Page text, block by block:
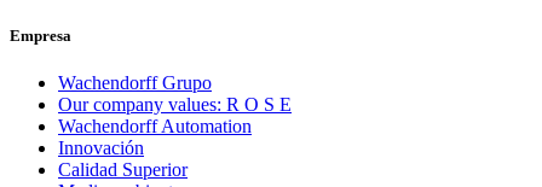
Empresa
Wachendorff Grupo
Our company values: R O S E
Wachendorff Automation
Innovación
Calidad Superior